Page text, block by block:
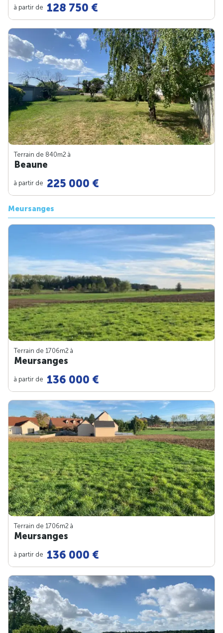
à partir de 128 750 €
Terrain de 840m2 à
Beaune
à partir de 225 000 €
Meursanges
Terrain de 1706m2 à
Meursanges
à partir de 136 000 €
Terrain de 1706m2 à
Meursanges
à partir de 136 000 €